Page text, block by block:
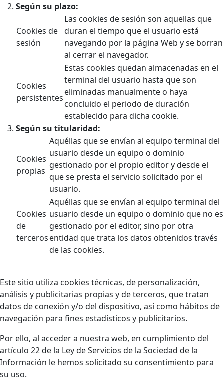
Según su plazo:
Cookies de
sesión
Las cookies de sesión son aquellas que
duran el tiempo que el usuario está
navegando por la página Web y se borran
al cerrar el navegador.
Cookies
persistentes
Estas cookies quedan almacenadas en el
terminal del usuario hasta que son
eliminadas manualmente o haya
concluido el periodo de duración
establecido para dicha cookie.
Según su titularidad:
Cookies
propias
Aquéllas que se envían al equipo terminal del
usuario desde un equipo o dominio
gestionado por el propio editor y desde el
que se presta el servicio solicitado por el
usuario.
Cookies
de
terceros
Aquéllas que se envían al equipo terminal del
usuario desde un equipo o dominio que no es
gestionado por el editor, sino por otra
entidad que trata los datos obtenidos través
de las cookies.
Este sitio utiliza cookies técnicas, de personalización,
análisis y publicitarias propias y de terceros, que tratan
datos de conexión y/o del dispositivo, así como hábitos de
navegación para fines estadísticos y publicitarios.
Por ello, al acceder a nuestra web, en cumplimiento del
artículo 22 de la Ley de Servicios de la Sociedad de la
Información le hemos solicitado su consentimiento para
su uso.